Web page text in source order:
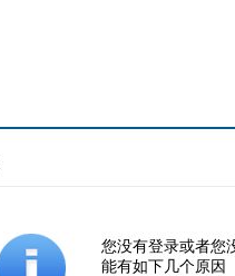
您没有登录或者您
能有如下几个原因